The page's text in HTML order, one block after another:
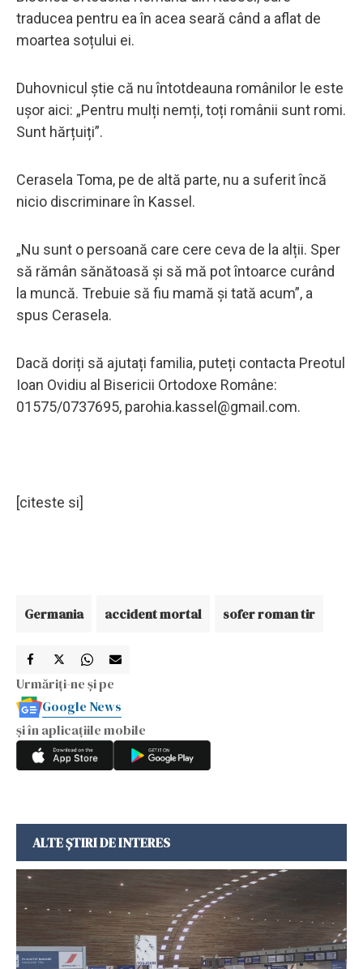
traducea pentru ea în acea seară când a aflat de
moartea soțului ei.
Duhovnicul știe că nu întotdeauna românilor le este
ușor aici: „Pentru mulți nemți, toți românii sunt romi.
Sunt hărțuiți”.
Cerasela Toma, pe de altă parte, nu a suferit încă
nicio discriminare în Kassel.
„Nu sunt o persoană care cere ceva de la alții. Sper
să rămân sănătoasă și să mă pot întoarce curând
la muncă. Trebuie să fiu mamă și tată acum”, a
spus Cerasela.
Dacă doriți să ajutați familia, puteți contacta Preotul
Ioan Ovidiu al Bisericii Ortodoxe Române:
01575/0737695, parohia.kassel@gmail.com.
[citeste si]
Germania accident mortal sofer roman tir
Urmăriți-ne și pe
Google News
și în aplicațiile mobile
ALTE ȘTIRI DE INTERES